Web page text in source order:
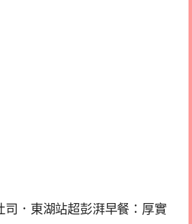
司．東湖站超彭湃早餐：厚實